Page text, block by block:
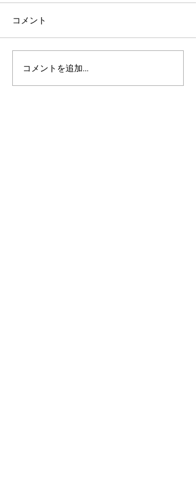
アルゴランドのポスト量
子暗号（PQC）ロードマ
コメント
コメントを追加…